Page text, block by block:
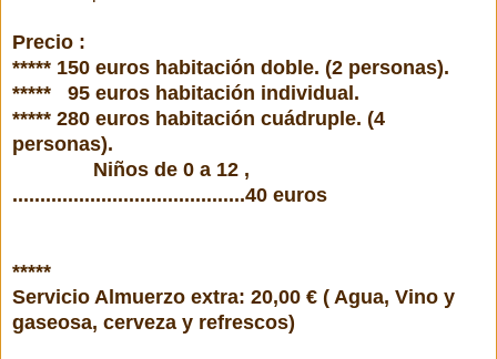
Precio :
***** 150 euros habitación doble. (2 personas).
***** 95 euros habitación individual.
***** 280 euros habitación cuádruple. (4
personas).
Niños de 0 a 12 ,
..........................................40 euros
*****
Servicio Almuerzo extra: 20,00 € ( Agua, Vino y
gaseosa, cerveza y refrescos)